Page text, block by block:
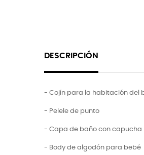
DESCRIPCIÓN
- Cojín para la habitación del
- Pelele de punto
- Capa de baño con capucha
- Body de algodón para bebé